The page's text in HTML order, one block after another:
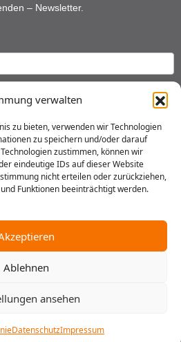
verwalten
zu bieten, verwenden wir Technologien
zu speichern und/oder darauf
zustimmen, können wir
eindeutige IDs auf dieser Website
nicht erteilen oder zurückziehen,
Funktionen beeinträchtigt werden.
Ablehnen
ansehen
DatenschutzImpressum
– Newsletter.
gelesen und erkläre mich
AGB Hausordnung